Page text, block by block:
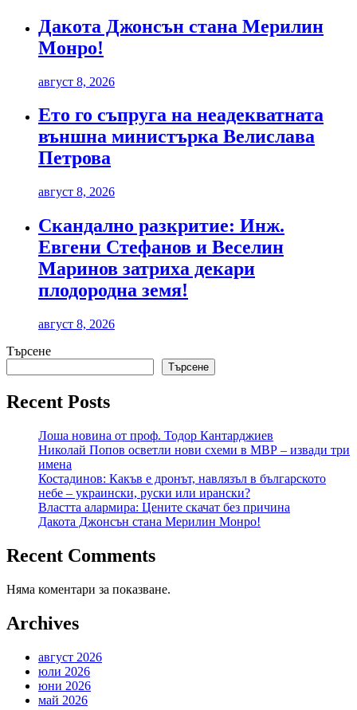
Дакота Джонсън стана Мерилин
Монро!
август 8, 2026
Ето го съпруга на неадекватната
външна министърка Велислава
Петрова
август 8, 2026
Скандално разкритие: Инж.
Евгени Стефанов и Веселин
Маринов затриха декари
плодородна земя!
август 8, 2026
Търсене
Търсене
Recent Posts
Лоша новина от проф. Тодор Кантарджиев
Николай Попов осветли нови схеми в МВР – извади три
имена
Костадинов: Какъв е дронът, навлязъл в българското
небе – украински, руски или ирански?
Властта алармира: Цените скачат без причина
Дакота Джонсън стана Мерилин Монро!
Recent Comments
Няма коментари за показване.
Archives
август 2026
юли 2026
юни 2026
май 2026